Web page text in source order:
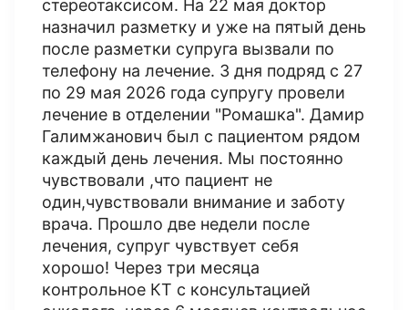
стереотаксисом. На 22 мая доктор
назначил разметку и уже на пятый день
после разметки супруга вызвали по
телефону на лечение. 3 дня подряд с 27
по 29 мая 2026 года супругу провели
лечение в отделении "Ромашка". Дамир
Галимжанович был с пациентом рядом
каждый день лечения. Мы постоянно
чувствовали ,что пациент не
один,чувствовали внимание и заботу
врача. Прошло две недели после
лечения, супруг чувствует себя
хорошо! Через три месяца
контрольное КТ с консультацией